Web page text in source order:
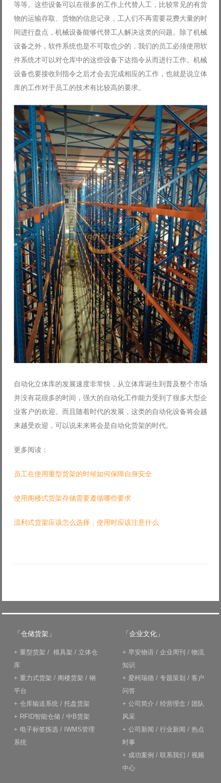
等等。这些设备可以在很多的工作上代替人工，比较常见的有货
物的运输存取、货物的信息记录，工人们不再需要花费大量的时
间进行盘点，机械设备能够代替工人解决这类的问题。除了机械
设备之外，软件系统也是不可取也少的，我们的员工必须使用软
件系统才可以对仓库中的这些设备下达指令从而进行工作。机械
设备也要接收到指令之后才会去完成相应的工作，也就是说立体
库的工作对于员工的技术有比较高的要求。
自动化立体库的发展速度非常快，从立体库诞生到普及整个市场
并没有花很多的时间，强大的自动化工作能力受到了很多大型企
业客户的欢迎。而且随着时代的发展，这类的自动化设备将会越
来越受欢迎，可以说未来将会是自动化货架的时代。
更多阅读：
员工在使用重型货架的时候如何保障自身安全
使用阁楼式货架存储需要遵循哪些要求
流利式货架应该怎么选择，使用时应该注意什么
「仓储货架」
+ 重型货架 / 模具架 / 立体仓
库
+ 重力式货架 / 阁楼货架 / 钢
平台
+ 仓库输送系统 / 托盘货架
+ RFID智能仓储 / 中B货架
+ 电子标签拣选 / IWMS管理
系统
「企业文化」
+ 早安物语 / 企业周刊 / 物流
知识
+ 爱柯瑞德 / 专题策划 / 客户
问答
+ 公司简介 / 经营理念 / 团队
风采
+ 公司新闻 / 行业新闻 / 热点
时事
+ 成功案例 / 联系我们 / 视频
中心